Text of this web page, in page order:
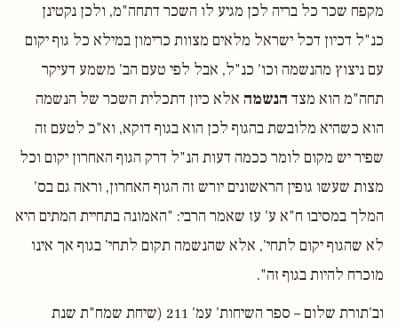
מקפח שכר כל בריה לכן מגיע לו השכר דתחה"מ, ולכן נקטינן
כנ"ל דכיון דכל ישראל מלאים מצוות כרימון במילא כל גוף יקום
עם ניצוץ מהנשמה וכו' כנ"ל, אבל לפי טעם הב' משמע דעיקר
תחה"מ הוא מצד הנשמה אלא כיון דתכלית השכר של הנשמה
הוא כשהיא מלובשת בהגוף לכן הוא בגוף דוקא, וא"כ לטעם זה
שפיר יש מקום לומר ככמה דעות הנ"ל דרק הגוף האחרון יקום וכל
מצות שעשו גופין הראשונים יורש זה הגוף האחרון, וראה גם בס'
המלך במסיבו ח"א ע' עז שאמר הרבי: "האמונה בתחיית המתים היא
לא שהגוף יקום לתחי', אלא שהנשמה תקום לתחי' בגוף אך אינו
מוכרח להיות בגוף זה".
וב'תורת שלום – ספר השיחות' עמ' 211 (שיחת שמח"ת שנת